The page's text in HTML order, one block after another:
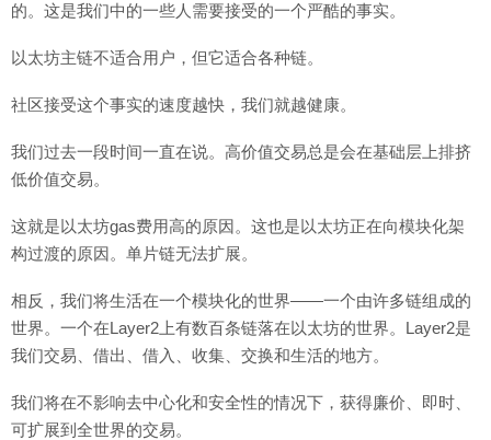
的。这是我们中的一些人需要接受的一个严酷的事实。
以太坊主链不适合用户，但它适合各种链。
社区接受这个事实的速度越快，我们就越健康。
我们过去一段时间一直在说。高价值交易总是会在基础层上排挤
低价值交易。
这就是以太坊gas费用高的原因。这也是以太坊正在向模块化架
构过渡的原因。单片链无法扩展。
相反，我们将生活在一个模块化的世界——一个由许多链组成的
世界。一个在Layer2上有数百条链落在以太坊的世界。Layer2是
我们交易、借出、借入、收集、交换和生活的地方。
我们将在不影响去中心化和安全性的情况下，获得廉价、即时、
可扩展到全世界的交易。